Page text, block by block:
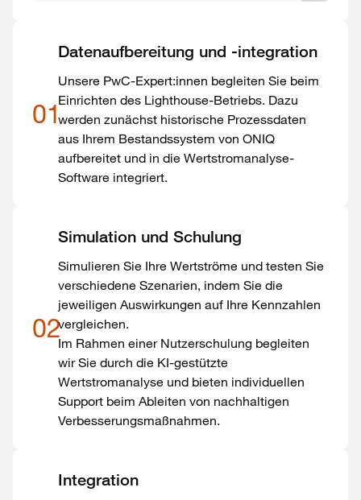
01
Datenaufbereitung und -integration
Unsere PwC-Expert:innen begleiten Sie beim
Einrichten des Lighthouse-Betriebs. Dazu
werden zunächst historische Prozessdaten
aus Ihrem Bestandssystem von ONIQ
aufbereitet und in die Wertstromanalyse-
Software integriert.
02
Simulation und Schulung
Simulieren Sie Ihre Wertströme und testen Sie
verschiedene Szenarien, indem Sie die
jeweiligen Auswirkungen auf Ihre Kennzahlen
vergleichen.
Im Rahmen einer Nutzerschulung begleiten
wir Sie durch die KI-gestützte
Wertstromanalyse und bieten individuellen
Support beim Ableiten von nachhaltigen
Verbesserungsmaßnahmen.
Integration